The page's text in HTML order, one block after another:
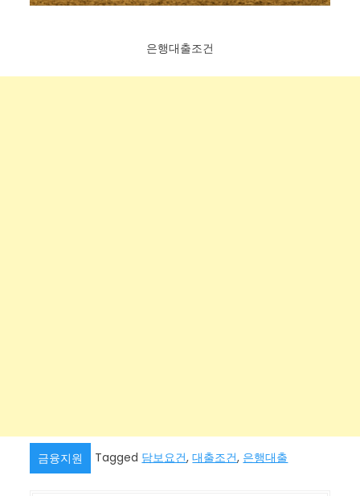
은행대출조건
금융지원 Tagged 담보요건,대출조건, 은행대출